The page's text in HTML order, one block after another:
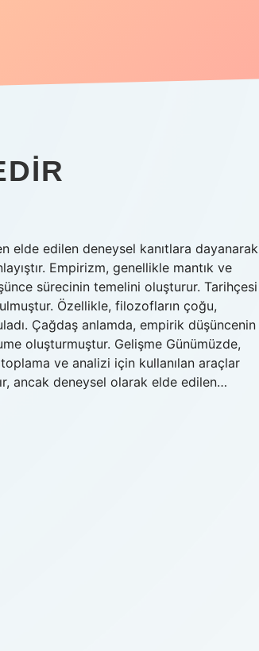
elde edilen deneysel kanıtlara dayanarak
Empirizm, genellikle mantık ve
sürecinin temelini oluşturur. Tarihçesi
Özellikle, filozofların çoğu,
Çağdaş anlamda, empirik düşüncenin
oluşturmuştur. Gelişme Günümüzde,
ve analizi için kullanılan araçlar
ancak deneysel olarak elde edilen…